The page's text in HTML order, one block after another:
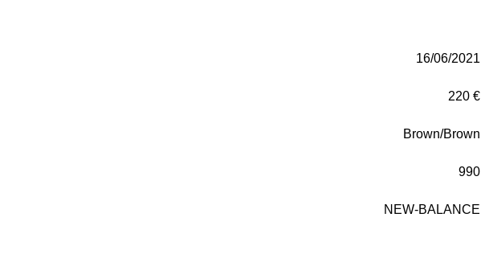
16/06/2021
220 €
Brown/Brown
990
NEW-BALANCE